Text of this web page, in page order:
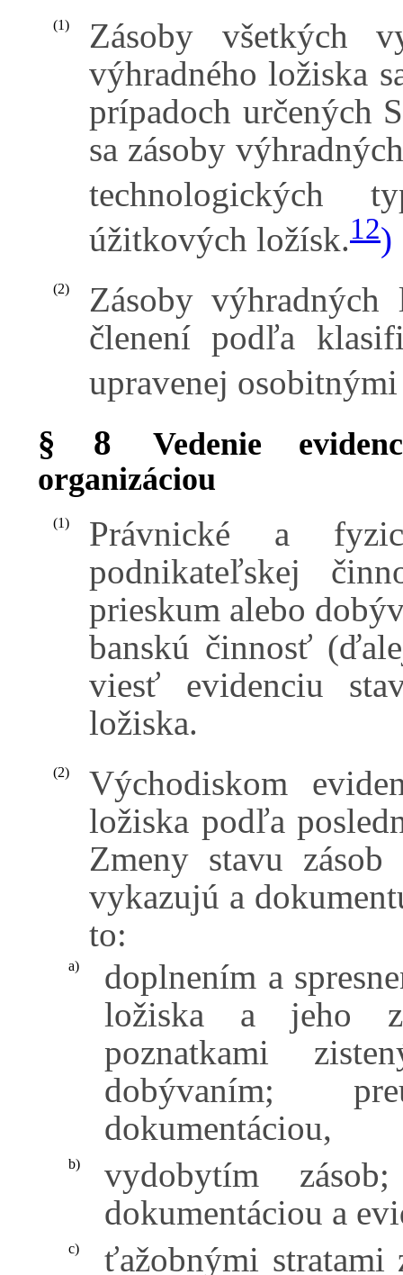
(1)
Zásoby všetkých
výhradného ložiska
prípadoch určených
sa zásoby
technologických
úžitkových ložísk.12)
(2)
Zásoby
členení podľa
upravenej
§ 8
Vedenie
organizáciou
(1)
Právnické a
podnikateľskej
prieskum alebo
banskú činnosť
viesť evidenciu
ložiska.
(2)
Východiskom
ložiska podľa
Zmeny stavu
vykazujú a
to:
a)
doplnením a
ložiska a jeho
poznatkami
dobývaním;
dokumentáciou,
b)
vydobytím
dokumentáciou a
c)
ťažobnými stratami